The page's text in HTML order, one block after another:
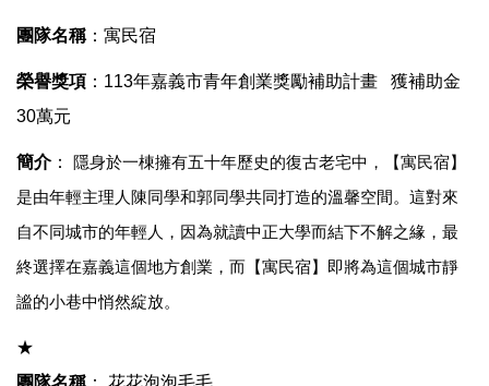
團隊名稱： 寓民宿
榮譽獎項 ： 113年嘉義市青年創業獎勵補助計畫 獲補助金
30萬元
簡介：
隱身於一棟擁有五十年歷史的復古老宅中，【寓民宿】
是由年輕主理人陳同學和郭同學共同打造的溫馨空間。這對來
自不同城市的年輕人，因為就讀中正大學而結下不解之緣，最
終選擇在嘉義這個地方創業，而【寓民宿】即將為這個城市靜
謐的小巷中悄然綻放。
★
團隊名稱 ： 花花泡泡毛毛